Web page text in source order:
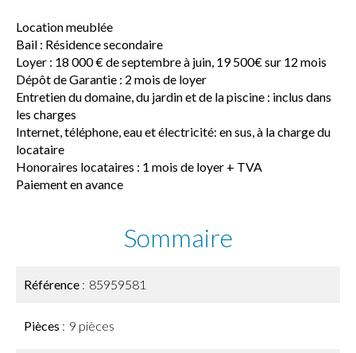
Location meublée
Bail : Résidence secondaire
Loyer : 18 000 € de septembre à juin, 19 500€ sur 12 mois
Dépôt de Garantie : 2 mois de loyer
Entretien du domaine, du jardin et de la piscine : inclus dans
les charges
Internet, téléphone, eau et électricité: en sus, à la charge du
locataire
Honoraires locataires : 1 mois de loyer + TVA
Paiement en avance
Sommaire
Référence 85959581
Pièces 9 pièces